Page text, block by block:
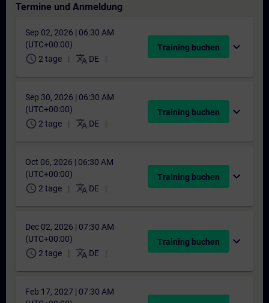
Termine und Anmeldung
Sep 02, 2026 | 06:30 AM
(UTC+00:00)
schedule 2 tage translate DE
Training buchen expand_more
Sep 30, 2026 | 06:30 AM
(UTC+00:00)
schedule 2 tage translate DE
Training buchen expand_more
Oct 06, 2026 | 06:30 AM
(UTC+00:00)
schedule 2 tage translate DE
Training buchen expand_more
Dec 02, 2026 | 07:30 AM
(UTC+00:00)
schedule 2 tage translate DE
Training buchen expand_more
Feb 17, 2027 | 07:30 AM